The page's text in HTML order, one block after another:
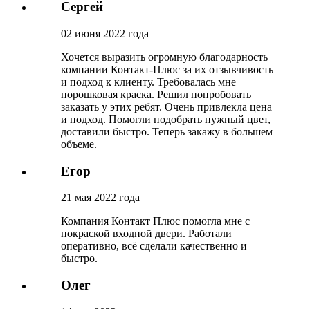
Сергей
02 июня 2022 года
Хочется выразить огромную благодарность
компании Контакт-Плюс за их отзывчивость
и подход к клиенту. Требовалась мне
порошковая краска. Решил попробовать
заказать у этих ребят. Очень привлекла цена
и подход. Помогли подобрать нужный цвет,
доставили быстро. Теперь закажу в большем
объеме.
Егор
21 мая 2022 года
Компания Контакт Плюс помогла мне с
покраской входной двери. Работали
оперативно, всё сделали качественно и
быстро.
Олег